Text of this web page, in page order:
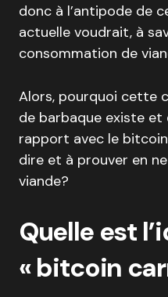
donc à l’antipode de
actuelle voudrait, à
consommation de
Alors, pourquoi cette
de barbaque existe et
rapport avec le
dire et à prouver en
viande?
Quelle est
« bitcoin